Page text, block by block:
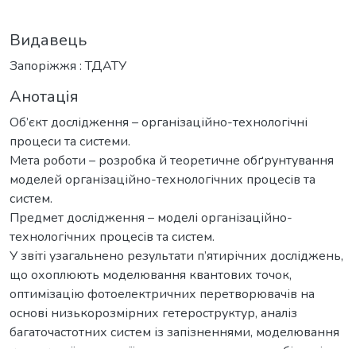
Видавець
Запоріжжя : ТДАТУ
Анотація
Об’єкт дослідження – організаційно-технологічні
процеси та системи.
Мета роботи – розробка й теоретичне обґрунтування
моделей організаційно-технологічних процесів та
систем.
Предмет дослідження – моделі організаційно-
технологічних процесів та систем.
У звіті узагальнено результати п’ятирічних досліджень,
що охоплюють моделювання квантових точок,
оптимізацію фотоелектричних перетворювачів на
основі низькорозмірних гетероструктур, аналіз
багаточастотних систем із запізненнями, моделювання